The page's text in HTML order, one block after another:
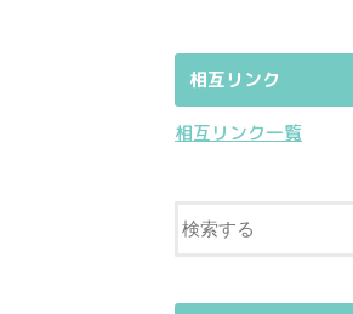
相互リンク
相互リンク一覧